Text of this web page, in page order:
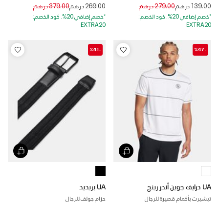
139.00 درهم Price reduced from
279.00 درهم to
*خصم إضافي 20%. كود الخصم:
EXTRA20
269.00 درهم Price reduced from
379.00 درهم to
*خصم إضافي 20%. كود الخصم:
EXTRA20
-%47
UA درايف جوين أندر رينج
تيشيرت بأكمام قصيرة للرجال
-%41
UA بريديد
حزام جولف للرجال